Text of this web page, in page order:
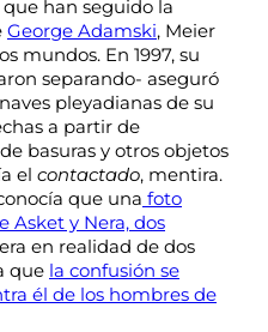
han seguido la
George Adamski, Meier
mundos. En 1997, su
separando- aseguró
pleyadianas de su
a partir de
basuras y otros objetos
el contactado, mentira.
que una foto
Asket y Nera, dos
en realidad de dos
que la confusión se
él de los hombres de